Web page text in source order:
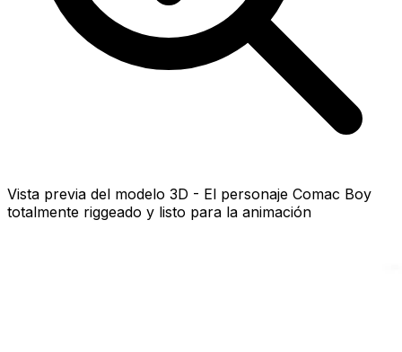
Vista previa del modelo 3D - El personaje Comac Boy
totalmente riggeado y listo para la animación